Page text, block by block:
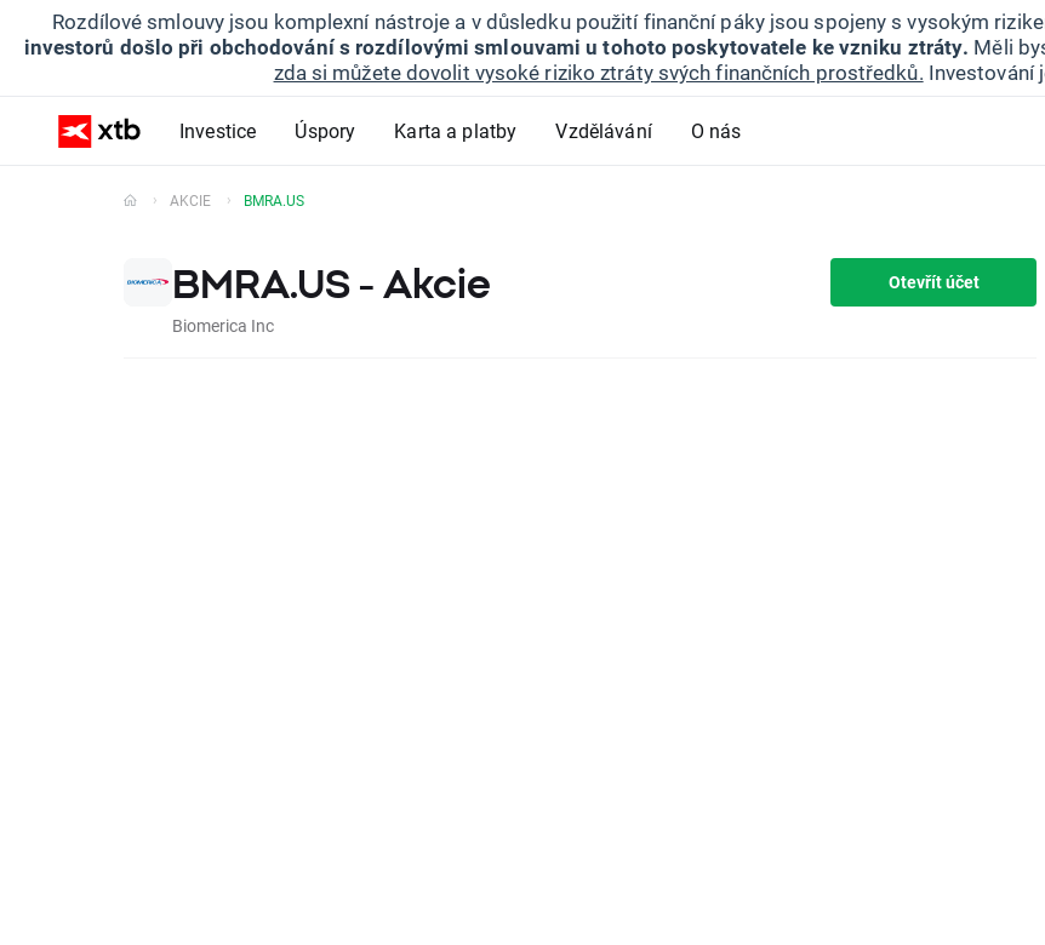
Rozdílové smlouvy jsou komplexní nástroje a v důsledku použití finanční páky jsou spojeny s vysokým
investorů došlo při obchodování s rozdílovými smlouvami u tohoto poskytovatele ke vzniku ztráty. Měli
zda si můžete dovolit vysoké riziko ztráty svých finančních prostředků. Investování
Investice Úspory Karta a platby Vzdělávání O nás
AKCIE BMRA.US
BMRA.US - Akcie
Biomerica Inc
Otevřít účet